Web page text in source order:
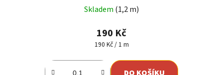
Skladem (1,2 m)
190 Kč
Měrná
190 Kč / 1 m